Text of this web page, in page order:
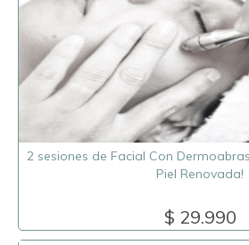
2 sesiones de Facial Con
Piel Renovada!
$ 29.990